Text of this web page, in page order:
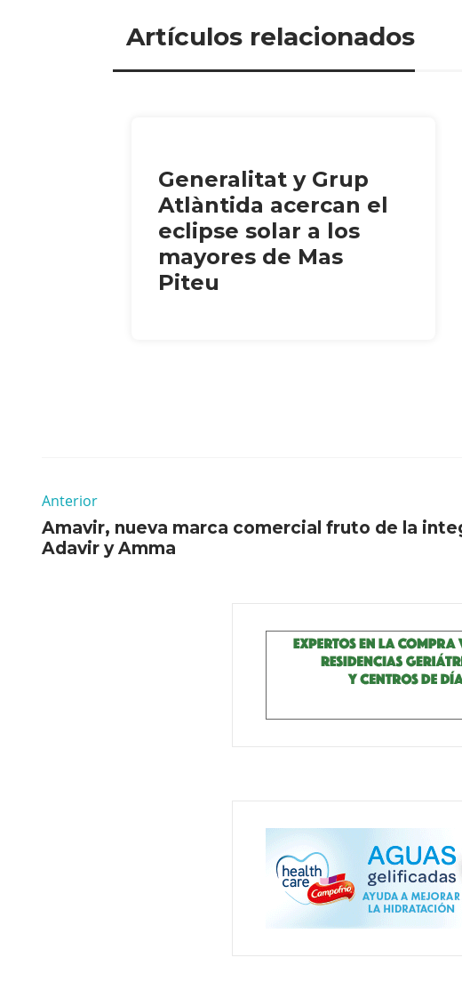
Artículos relacionados
Generalitat y Grup
Atlàntida acercan el
eclipse solar a los
mayores de Mas
Piteu
Anterior
Amavir, nueva marca comercial fruto de la
Adavir y Amma